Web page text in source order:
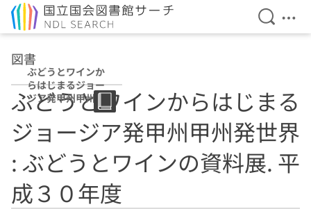
検索を
メ
図書
ぶどうとワインか
らはじまるジョー
ジア発甲州甲州発
世界 : ぶどうとワ
インの資料展 平
成３０年度
ぶどうとワインからはじまる
ジョージア発甲州甲州発世界
: ぶどうとワインの資料展. 平
成３０年度